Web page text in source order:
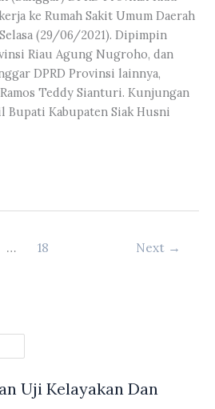
ke Rumah Sakit Umum Daerah
(29/06/2021). Dipimpin
Riau Agung Nugroho, dan
DPRD Provinsi lainnya,
Teddy Sianturi. Kunjungan
Kabupaten Siak Husni
… 18 Next →
Uji Kelayakan Dan